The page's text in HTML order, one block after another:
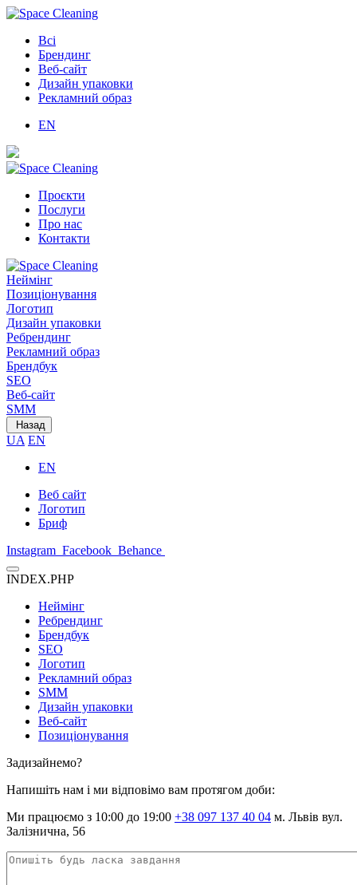
Всі
Брендинг
Веб-сайт
Дизайн упаковки
Рекламний образ
EN
Проєкти
Послуги
Про нас
Контакти
Неймінг
Позиціонування
Логотип
Дизайн упаковки
Ребрендинг
Рекламний образ
Брендбук
SEO
Веб-сайт
SMM
Назад
UA EN
EN
Веб сайт
Логотип
Бриф
Instagram Facebook Behance
INDEX.PHP
Неймінг
Ребрендинг
Брендбук
SEO
Логотип
Рекламний образ
SMM
Дизайн упаковки
Веб-сайт
Позиціонування
Задизайнемо?
Напишіть нам і ми відповімо вам протягом доби:
Ми працюємо з 10:00 до 19:00 +38 097 137 40 04 м. Львів вул.
Залізнична, 56